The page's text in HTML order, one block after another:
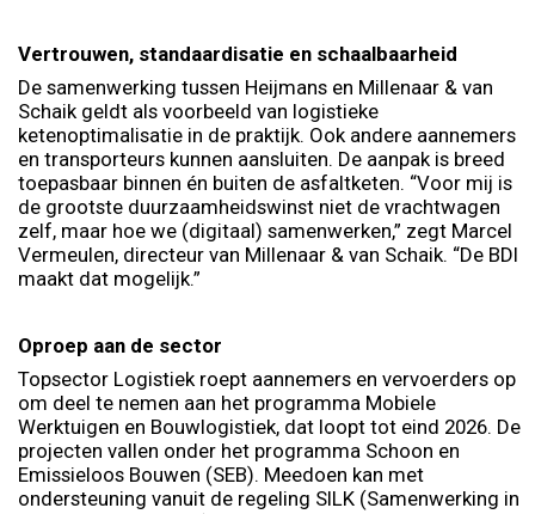
Vertrouwen, standaardisatie en schaalbaarheid
De samenwerking tussen Heijmans en Millenaar & van
Schaik geldt als voorbeeld van logistieke
ketenoptimalisatie in de praktijk. Ook andere aannemers
en transporteurs kunnen aansluiten. De aanpak is breed
toepasbaar binnen én buiten de asfaltketen. “Voor mij is
de grootste duurzaamheidswinst niet de vrachtwagen
zelf, maar hoe we (digitaal) samenwerken,” zegt Marcel
Vermeulen, directeur van Millenaar & van Schaik. “De BDI
maakt dat mogelijk.”
Oproep aan de sector
Topsector Logistiek roept aannemers en vervoerders op
om deel te nemen aan het programma Mobiele
Werktuigen en Bouwlogistiek, dat loopt tot eind 2026. De
projecten vallen onder het programma Schoon en
Emissieloos Bouwen (SEB). Meedoen kan met
ondersteuning vanuit de regeling SILK (Samenwerking in